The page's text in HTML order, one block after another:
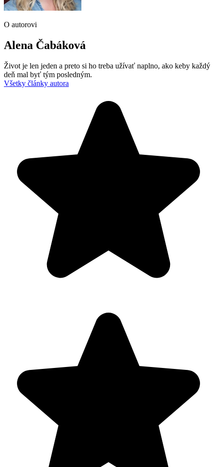
O autorovi
Alena Čabáková
Život je len jeden a preto si ho treba užívať naplno, ako keby každý
deň mal byť tým posledným.
Všetky články autora